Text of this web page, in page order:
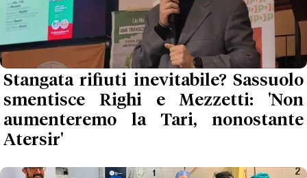
Stangata rifiuti inevitabile? Sassuolo
smentisce Righi e Mezzetti: 'Non
aumenteremo la Tari, nonostante
Atersir'